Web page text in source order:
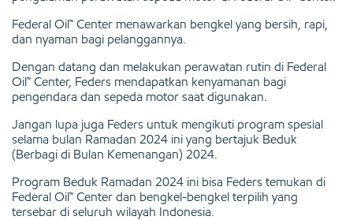
Federal Oil™ Center menawarkan bengkel yang bersih, rapi,
dan nyaman bagi pelanggannya.
Dengan datang dan melakukan perawatan rutin di Federal
Oil™ Center, Feders mendapatkan kenyamanan bagi
pengendara dan sepeda motor saat digunakan.
Jangan lupa juga Feders untuk mengikuti program spesial
selama bulan Ramadan 2024 ini yang bertajuk Beduk
(Berbagi di Bulan Kemenangan) 2024.
Program Beduk Ramadan 2024 ini bisa Feders temukan di
Federal Oil™ Center dan bengkel-bengkel terpilih yang
tersebar di seluruh wilayah Indonesia.